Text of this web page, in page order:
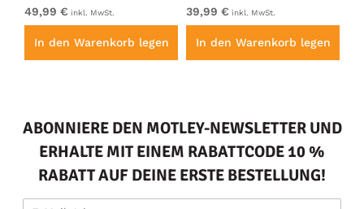
49,99 € inkl. MwSt.
In den Warenkorb legen
39,99 € inkl. MwSt.
In den Warenkorb legen
ABONNIERE DEN MOTLEY-NEWSLETTER UND
ERHALTE MIT EINEM RABATTCODE 10 %
RABATT AUF DEINE ERSTE BESTELLUNG!